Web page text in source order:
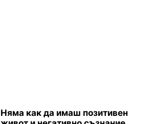
Няма как да имаш позитивен